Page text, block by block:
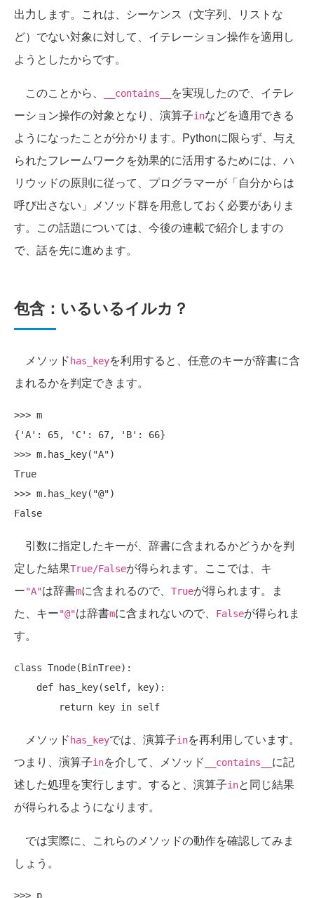
出力します。これは、シーケンス（文字列、リストな
ど）でない対象に対して、イテレーション操作を適用し
ようとしたからです。
このことから、 __contains__
を実現したので、イテレ
ーション操作の対象となり、演算子inなどを適用できる
ようになったことが分かります。Pythonに限らず、与え
られたフレームワークを効果的に活用するためには、ハ
リウッドの原則に従って、プログラマーが「自分からは
呼び出さない」メソッド群を用意しておく必要がありま
す。この話題については、今後の連載で紹介しますの
で、話を先に進めます。
包含：いるいるイルカ？
メソッド has_keyを利用すると、任意のキーが辞書に含
まれるかを判定できます。
>>> m
{'A': 65, 'C': 67, 'B': 66}
>>> m.has_key("A")
True
>>> m.has_key("@")
引数に指定したキーが、辞書に含まれるかどうかを判
定した結果True/Falseが得られます。ここでは、キ
ー"A"は辞書mに含まれるので、 Trueが得られます。ま
た、キー"@"は辞書mに含まれないので、 Falseが得られま
す。
class Tnode(BinTree):
メソッド has_keyでは、演算子inを再利用しています。
つまり、演算子inを介して、メソッド __contains__ に記
述した処理を実行します。すると、演算子inと同じ結果
が得られるようになります。
では実際に、これらのメソッドの動作を確認してみま
しょう。
>>> p